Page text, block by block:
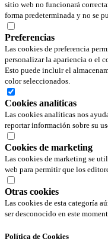
sitio web no funcionará
forma predeterminada y no se
Preferencias
Las cookies de preferencia
personalizar la apariencia o el
Esto puede incluir el
color seleccionados.
Cookies analíticas
Las cookies analíticas nos
reportar información sobre su
Cookies de marketing
Las cookies de marketing se
web para permitir que los
Otras cookies
Las cookies de esta categoría
ser desconocido en este
Política de Cookies